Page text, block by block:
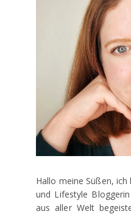
Hallo meine Süßen,
und Lifestyle
aus aller Welt